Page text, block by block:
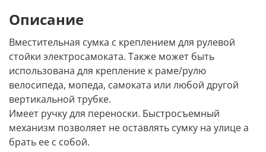
Описание
Вместительная сумка с креплением для рулевой
стойки электросамоката. Также может быть
использована для крепление к раме/рулю
велосипеда, мопеда, самоката или любой другой
вертикальной трубке.
Имеет ручку для переноски. Быстросъемный
механизм позволяет не оставлять сумку на улице а
брать ее с собой.